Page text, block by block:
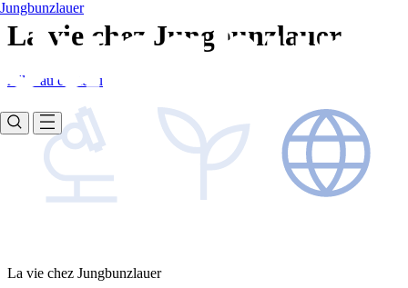
La vie chez Jungbunzlauer
Aller au contenu
Jungbunzlauer
La vie chez Jungbunzlauer